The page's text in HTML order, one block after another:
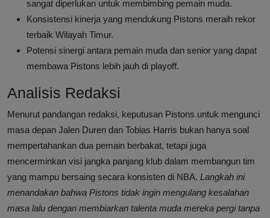
sangat diperlukan untuk membimbing pemain muda.
Konsistensi kinerja yang mendukung Pistons meraih rekor
terbaik Wilayah Timur.
Potensi sinergi antara pemain muda dan senior yang dapat
membawa Pistons lebih jauh di playoff.
Analisis Redaksi
Menurut pandangan redaksi, keputusan Pistons untuk mengunci
masa depan Jalen Duren dan Tobias Harris bukan hanya soal
mempertahankan dua pemain berbakat, tetapi juga
mencerminkan visi jangka panjang klub dalam membangun tim
yang mampu bersaing secara konsisten di NBA. Langkah ini
menandakan bahwa Pistons tidak ingin mengulang kesalahan
masa lalu dengan membiarkan talenta muda mereka pergi tanpa